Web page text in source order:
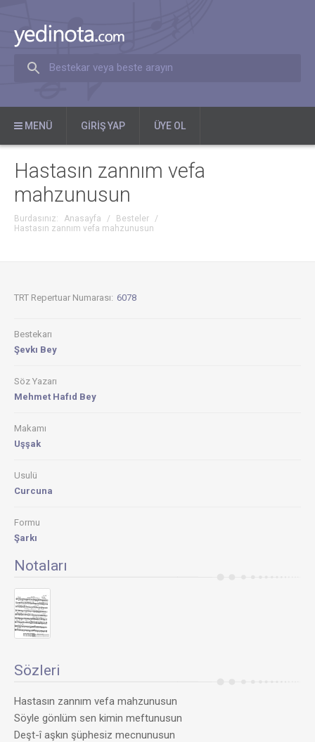
Bestekar veya beste arayın
MENÜ GIRIŞ YAP ÜYE OL
Hastasın zannım vefa
mahzunusun
Burdasınız: Anasayfa / Besteler
/
Hastasın zannım vefa mahzunusun
TRT Repertuar Numarası: 6078
Bestekarı
Şevkı Bey
Söz Yazarı
Mehmet Hafıd Bey
Makamı
Uşşak
Usulü
Curcuna
Formu
Şarkı
Notaları
Sözleri
Hastasın zannım vefa mahzunusun
Söyle gönlüm sen kimin meftunusun
Deşt-î aşkın şüphesiz mecnunusun